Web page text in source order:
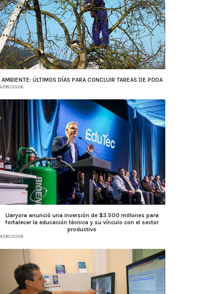
AMBIENTE: ÚLTIMOS DÍAS PARA CONCLUIR TAREAS DE PODA
08/2026
Llaryora anunció una inversión de $3.500 millones para
fortalecer la educación técnica y su vínculo con el sector
productivo
08/2026